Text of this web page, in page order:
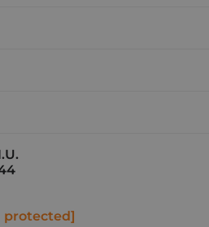
protected]